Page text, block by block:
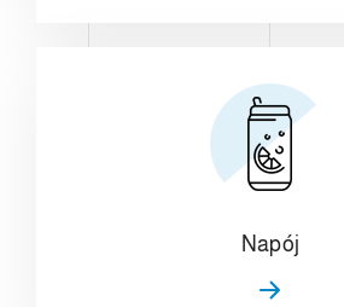
Napój